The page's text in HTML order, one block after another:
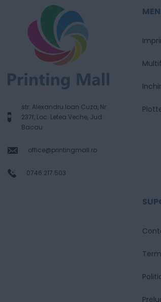
str. Alexandru Ioan Cuza, Nr.
237f, Loc. Letea Veche, Jud.
Bacau
office@printingmall.ro
0746.217.503